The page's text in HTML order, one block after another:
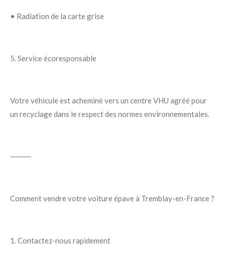
• Radiation de la carte grise
5. Service écoresponsable
Votre véhicule est acheminé vers un centre VHU agréé pour
un recyclage dans le respect des normes environnementales.
⸻
Comment vendre votre voiture épave à Tremblay-en-France ?
1. Contactez-nous rapidement